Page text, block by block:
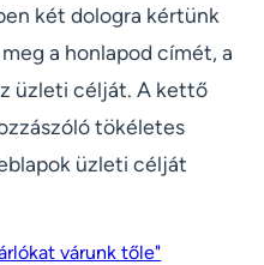
két dologra kértünk
a honlapod címét, a
üzleti célját. A kettő
tökéletes
üzleti célját
várunk tőle"